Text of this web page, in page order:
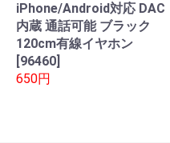
iPhone/Android対応 DAC
内蔵 通話可能 ブラック
120cm有線イヤホン
[96460]
650円